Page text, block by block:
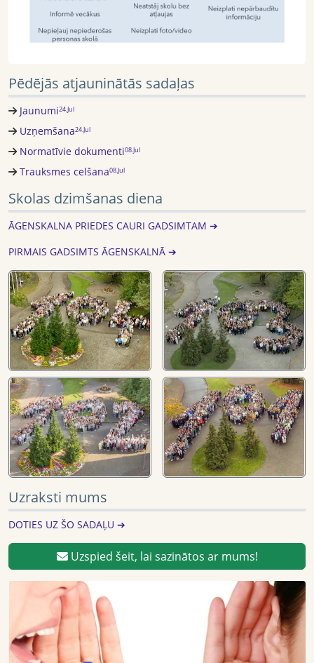
Pēdējās atjauninātās sadaļas
Jaunumi24.Jul
Uzņemšana24.Jul
Normatīvie dokumenti08.Jul
Trauksmes celšana08.Jul
Skolas dzimšanas diena
ĀGENSKALNA PRIEDES CAURI GADSIMTAM ➔
PIRMAIS GADSIMTS ĀGENSKALNĀ ➔
Uzraksti mums
DOTIES UZ ŠO SADAĻU ➔
Uzspied šeit, lai sazinātos ar mums!